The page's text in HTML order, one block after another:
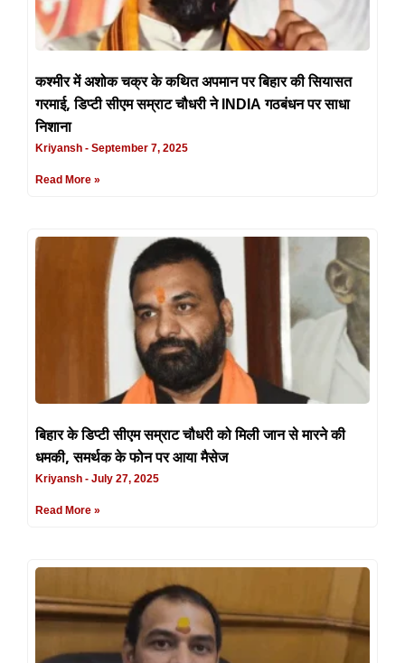
कश्मीर में अशोक चक्र के कथित अपमान पर बिहार की सियासत
गरमाई, डिप्टी सीएम सम्राट चौधरी ने INDIA गठबंधन पर साधा
निशाना
Kriyansh September 7, 2025
Read More »
बिहार के डिप्टी सीएम सम्राट चौधरी को मिली जान से मारने की
धमकी, समर्थक के फोन पर आया मैसेज
Kriyansh July 27, 2025
Read More »